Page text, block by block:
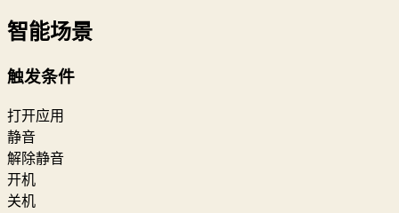
智能场景
触发条件
打开应用
静音
解除静音
开机
关机